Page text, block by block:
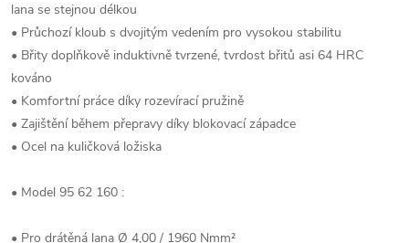
lana se stejnou délkou
• Průchozí kloub s dvojitým vedením pro vysokou stabilitu
• Břity doplňkově induktivně tvrzené, tvrdost břitů asi 64 HRC
kováno
• Komfortní práce díky rozevírací pružině
• Zajištění během přepravy díky blokovací západce
• Ocel na kuličková ložiska
• Model 95 62 160 :
• Pro drátěná lana Ø 4,00 / 1960 Nmm²